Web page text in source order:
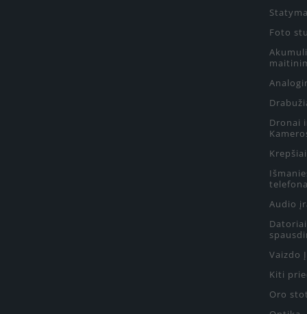
Foto
Dronai
Audio
Vaizdo
Kiti
Oro